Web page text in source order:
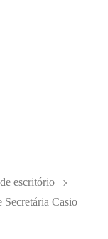
escritório
Secretária Casio